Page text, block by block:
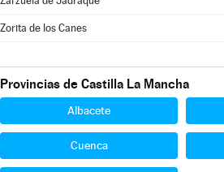
Zorita de los Canes
Provincias de Castilla La Mancha
Albacete
Cuenca